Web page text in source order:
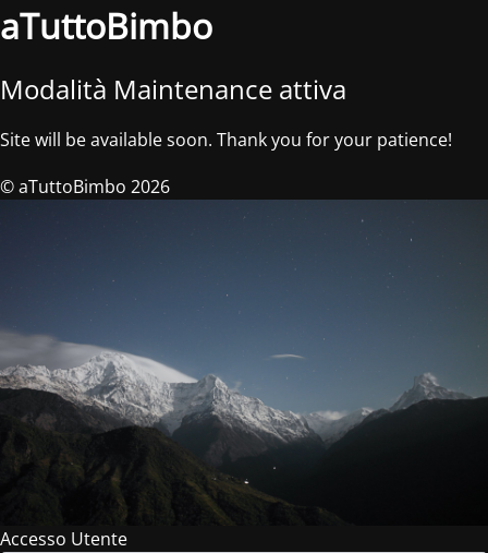
aTuttoBimbo
Modalità Maintenance attiva
Site will be available soon. Thank you for your patience!
© aTuttoBimbo 2026
Accesso Utente